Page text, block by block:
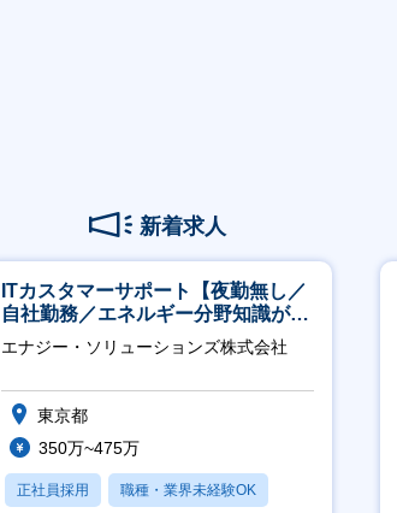
新着求人
ITカスタマーサポート【夜勤無し／
自社勤務／エネルギー分野知識が身
につきます】
エナジー・ソリューションズ株式会社
東京都
350万~475万
正社員採用 職種・業界未経験OK